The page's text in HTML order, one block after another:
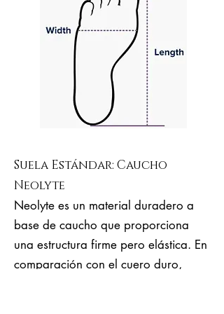
Suela Estándar: Caucho
Neolyte
Neolyte es un material duradero a
base de caucho que proporciona
una estructura firme pero elástica. En
comparación con el cuero duro,